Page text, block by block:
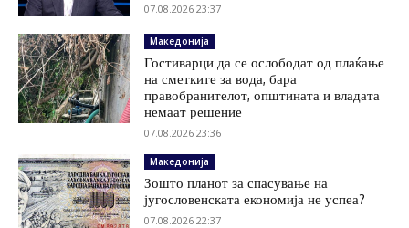
07.08.2026 23:37
Македонија
Гостиварци да се ослободат од плаќање
на сметките за вода, бара
правобранителот, општината и владата
немаат решение
07.08.2026 23:36
Македонија
Зошто планот за спасување на
југословенската економија не успеа?
07.08.2026 22:37